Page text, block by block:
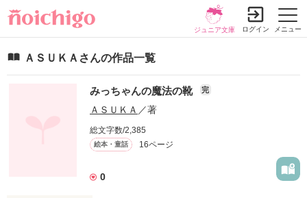
メニュー
ジュニア文庫 ログイン
ＡＳＵＫＡさんの作品一覧
みっちゃんの魔法の靴 完
ＡＳＵＫＡ ／著
総文字数/2,385
絵本・童話 16ページ
0